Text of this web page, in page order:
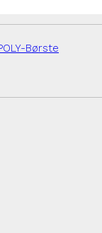
Børste